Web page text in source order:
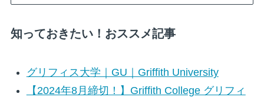
知っておきたい！おススメ記事
グリフィス大学｜GU｜Griffith University
【2024年8月締切！】Griffith College グリフィ